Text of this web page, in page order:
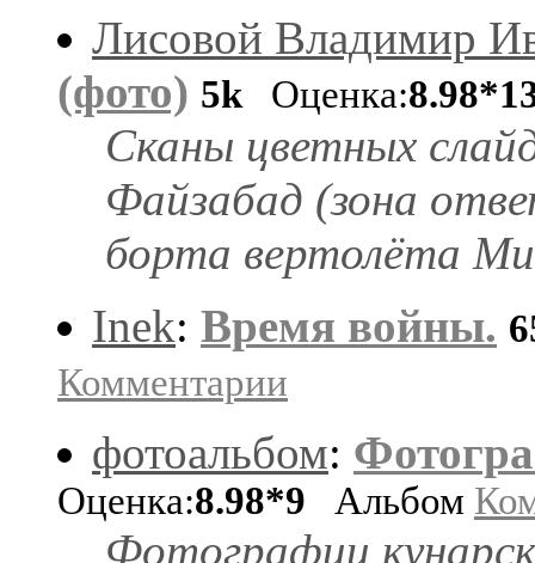
Лисовой Владимир
(фото) 5k Оценка:
Сканы цветных
Файзабад (зона
борта вертолёта
Inek: Время войны.
Комментарии
фотоальбом:
Оценка:8.98*9 Альбом
Фотографии